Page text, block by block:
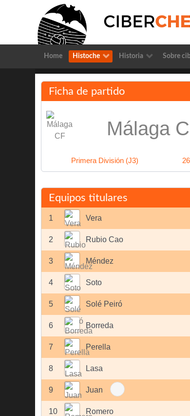
Home Histoche Historia Sobre
Ficha de partido
Málaga
Primera División (J3)
Equipos titulares
1 Vera
2 Rubio Cao
3 Méndez
4 Soto
5 Solé Peiró
6 Borreda
7 Perella
8 Lasa
9 Juan
10 Romero